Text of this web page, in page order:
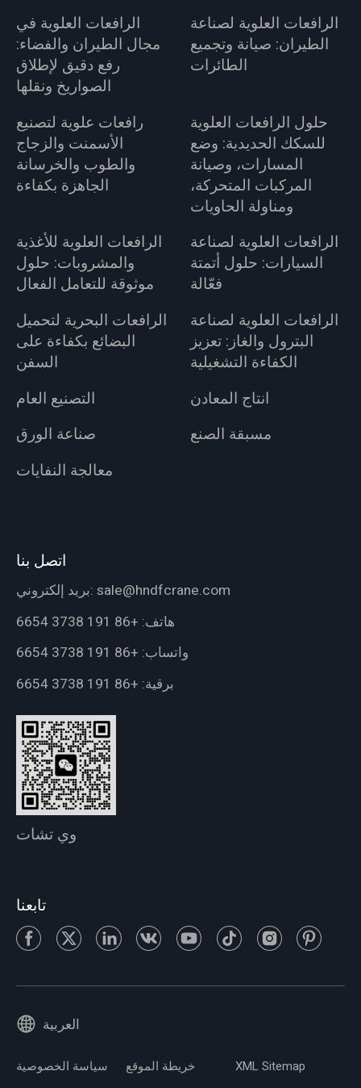
الرافعات العلوية في
مجال الطيران والفضاء:
رفع دقيق لإطلاق
الصواريخ ونقلها
الرافعات العلوية لصناعة
الطيران: صيانة وتجميع
الطائرات
رافعات علوية لتصنيع
الأسمنت والزجاج
والطوب والخرسانة
الجاهزة بكفاءة
حلول الرافعات العلوية
للسكك الحديدية: وضع
المسارات، وصيانة
المركبات المتحركة،
ومناولة الحاويات
الرافعات العلوية للأغذية
والمشروبات: حلول
موثوقة للتعامل الفعال
الرافعات العلوية لصناعة
السيارات: حلول أتمتة
فعّالة
الرافعات البحرية لتحميل
البضائع بكفاءة على
السفن
الرافعات العلوية لصناعة
البترول والغاز: تعزيز
الكفاءة التشغيلية
التصنيع العام
انتاج المعادن
صناعة الورق
مسبقة الصنع
معالجة النفايات
اتصل بنا
بريد إلكتروني: sale@hndfcrane.com
هاتف: +86 191 3738 6654
واتساب: +86 191 3738 6654
برقية: +86 191 3738 6654
وي تشات
تابعنا
العربية
سياسة الخصوصية خريطة الموقع XML Sitemap